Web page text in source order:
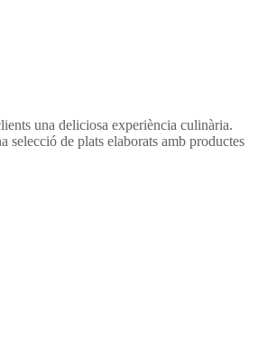
una deliciosa experiència culinària.
selecció de plats elaborats amb productes